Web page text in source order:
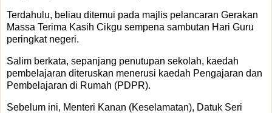
Terdahulu, beliau ditemui pada majlis pelancaran Gerakan
Massa Terima Kasih Cikgu sempena sambutan Hari Guru
peringkat negeri.
Salim berkata, sepanjang penutupan sekolah, kaedah
pembelajaran diteruskan menerusi kaedah Pengajaran dan
Pembelajaran di Rumah (PDPR).
Sebelum ini, Menteri Kanan (Keselamatan), Datuk Seri